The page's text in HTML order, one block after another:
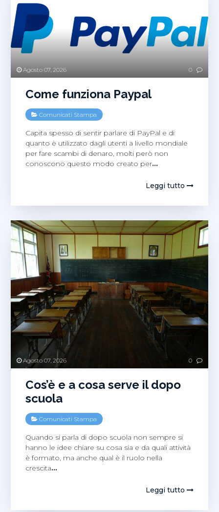
Agosto 07, 2026 0
Come funziona Paypal
Comunicati Stampa
Capita spesso di sentir parlare di PayPal e di
quanto è utilizzato dagli utenti a livello mondiale
per fare scambi di denaro, molti però non
conoscono questo modo creato per…
Leggi tutto
Agosto 07, 2026 0
Cos’è e a cosa serve il dopo
scuola
Comunicati Stampa
Quando si parla di dopo scuola non sempre si
hanno le idee chiare su cosa sia e da quali attività
è formato, ma anche qual è il ruolo nella
crescita…
Leggi tutto